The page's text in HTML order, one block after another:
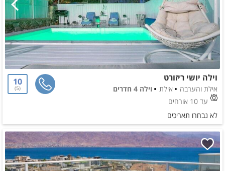
וילה יושי ריזורט
אילת והערבה אילת
וילה 4 חדרים
עד 10 אורחים
10
5
לא נבחרו תאריכים